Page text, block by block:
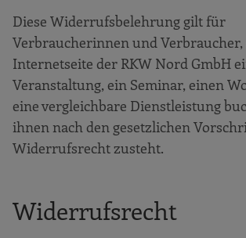
Diese Widerrufsbelehrung gilt für
Verbraucherinnen und Verbraucher,
Internetseite der RKW Nord GmbH
Veranstaltung, ein Seminar, einen
eine vergleichbare Dienstleistung
ihnen nach den gesetzlichen
Widerrufsrecht zusteht.
Widerrufsrecht